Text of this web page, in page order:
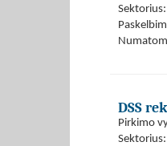
DSS
Pirkimo